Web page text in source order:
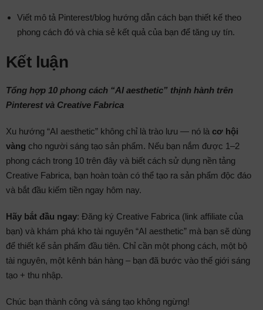
Viết mô tả Pinterest/blog hướng dẫn cách bạn thiết kế theo
phong cách đó và chia sẻ kết quả của bạn để tăng uy tín.
Kết luận
Tổng hợp 10 phong cách “AI aesthetic” thịnh hành trên
Pinterest và Creative Fabrica
Xu hướng “AI aesthetic” không chỉ là trào lưu — nó là cơ hội
vàng cho người sáng tạo sản phẩm. Nếu bạn nắm được 1–2
phong cách trong 10 trên đây và biết cách sử dụng nền tảng
Creative Fabrica, bạn hoàn toàn có thể tạo ra sản phẩm độc đáo
và bắt đầu kiếm tiền ngay hôm nay.
Hãy bắt đầu ngay: Đăng ký Creative Fabrica (link affiliate của
bạn) và khám phá kho tài nguyên “AI aesthetic” mà bạn sẽ dùng
để thiết kế sản phẩm đầu tiên. Chỉ cần một phong cách, một bộ
tài nguyên, một kênh bán hàng – bạn đã bước vào thế giới sáng
tạo + thu nhập.
Chúc bạn thành công và sáng tạo không ngừng!